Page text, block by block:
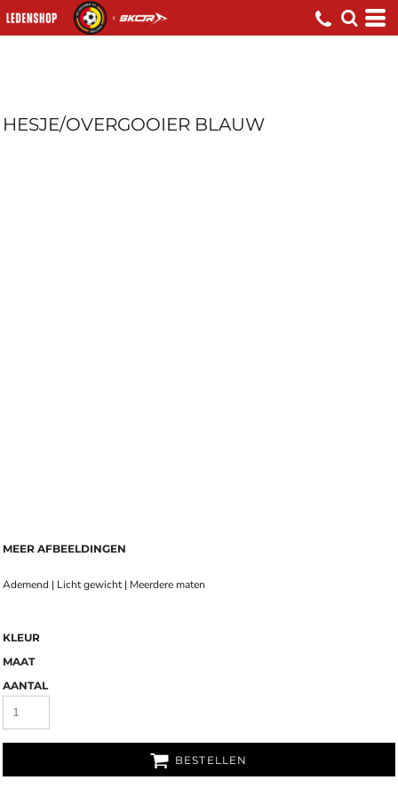
HESJE/OVERGOOIER BLAUW
MEER AFBEELDINGEN
Ademend | Licht gewicht | Meerdere maten
KLEUR
MAAT
AANTAL
BESTELLEN